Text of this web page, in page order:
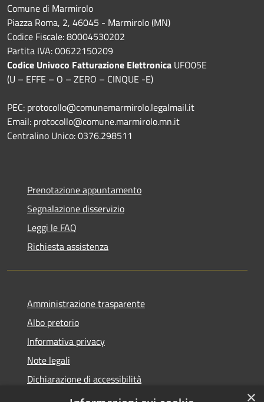
Comune di Marmirolo
Piazza Roma, 2, 46045 - Marmirolo (MN)
Codice Fiscale: 80004530202
Partita IVA: 00622150209
Codice Univoco Fatturazione Elettronica UFO05E
(U – EFFE – O – ZERO – CINQUE -E)
PEC: protocollo@comunemarmirolo.legalmail.it
Email: protocollo@comune.marmirolo.mn.it
Centralino Unico: 0376.298511
Prenotazione appuntamento
Segnalazione disservizio
Leggi le FAQ
Richiesta assistenza
Amministrazione trasparente
Albo pretorio
Informativa privacy
Note legali
Dichiarazione di accessibilità
Obiettivi di accessibilità
×